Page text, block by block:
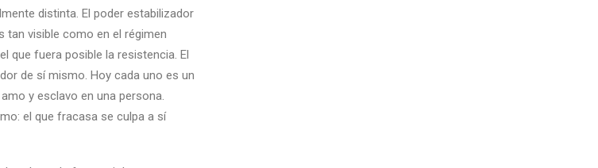
distinta. El poder estabilizador
tan visible como en el régimen
que fuera posible la resistencia. El
de sí mismo. Hoy cada uno es un
y esclavo en una persona.
el que fracasa se culpa a sí